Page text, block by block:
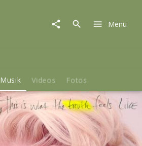
Menu
Musik Videos Fotos